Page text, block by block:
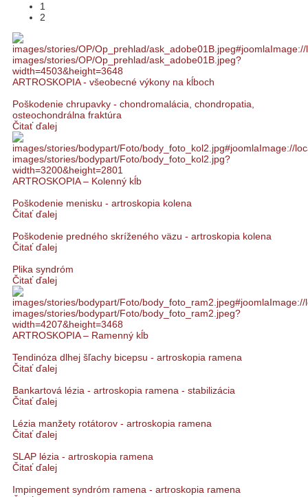
1
2
ARTROSKOPIA - všeobecné výkony na kĺboch
Poškodenie chrupavky - chondromalácia, chondropatia,
osteochondrálna fraktúra
Čitať ďalej
ARTROSKOPIA – Kolenný kĺb
Poškodenie menisku - artroskopia kolena
Čitať ďalej
Poškodenie predného skríženého väzu - artroskopia kolena
Čitať ďalej
Plika syndróm
Čitať ďalej
ARTROSKOPIA – Ramenný kĺb
Tendinóza dlhej šľachy bicepsu - artroskopia ramena
Čitať ďalej
Bankartová lézia - artroskopia ramena - stabilizácia
Čitať ďalej
Lézia manžety rotátorov - artroskopia ramena
Čitať ďalej
SLAP lézia - artroskopia ramena
Čitať ďalej
Impingement syndróm ramena - artroskopia ramena